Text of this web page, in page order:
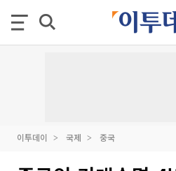
이투데이 국제 중국